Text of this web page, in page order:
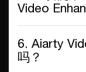
Video
6. Aiarty
吗？